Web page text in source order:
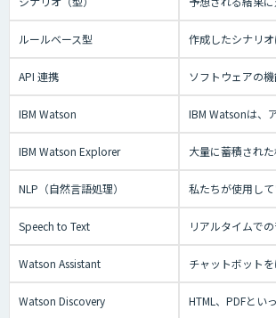
ルールベース型 作成したシナリ
API 連携 ソフトウェアの
IBM Watson IBM Watsonは、
IBM Watson Explorer 大量に蓄積され
NLP（自然言語処理） 私たちが使用し
Speech to Text リアルタイムで
Watson Assistant チャットボット
Watson Discovery HTML、PDFとい